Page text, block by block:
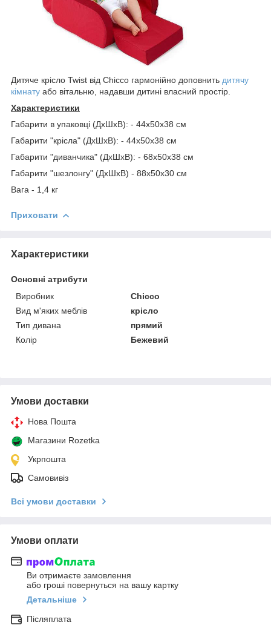
Дитяче крісло Twist від Chicco гармонійно доповнить дитячу
кімнату або вітальню, надавши дитині власний простір.
Характеристики
Габарити в упаковці (ДхШхВ): - 44х50х38 см
Габарити "крісла" (ДхШхВ): - 44х50х38 см
Габарити "диванчика" (ДхШхВ): - 68х50х38 см
Габарити "шезлонгу" (ДхШхВ) - 88х50х30 см
Вага - 1,4 кг
Приховати
Характеристики
Основні атрибути
Виробник
Chicco
Вид м'яких меблів
крісло
Тип дивана
прямий
Колір
Бежевий
Умови доставки
Нова Пошта
Магазини Rozetka
Укрпошта
Самовивіз
Всі умови доставки
Умови оплати
Ви отримаєте замовлення
або гроші повернуться на вашу картку
Детальніше
Післяплата